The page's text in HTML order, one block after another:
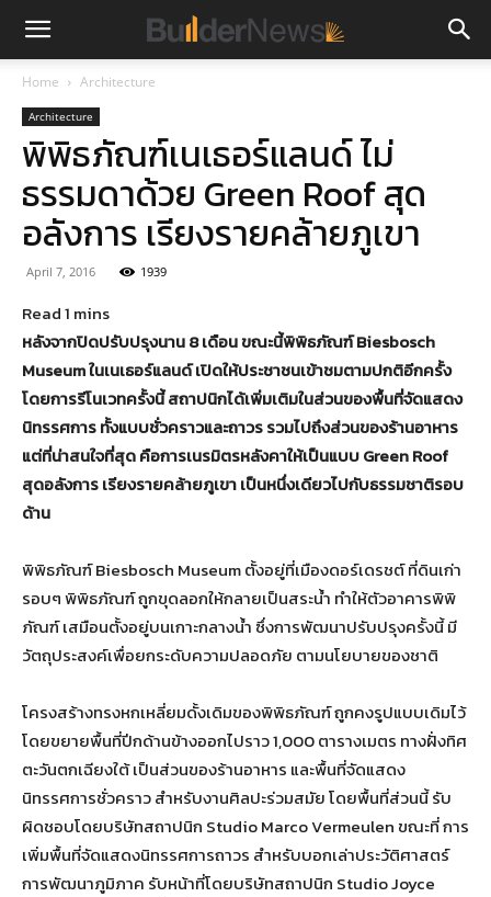
Home Architecture
Architecture
พิพิธภัณฑ์เนเธอร์แลนด์ ไม่
ธรรมดาด้วย Green Roof สุด
อลังการ เรียงรายคล้ายภูเขา
April 7, 2016 1939
หลังจากปิดปรับปรุงนาน 8 เดือน ขณะนี้พิพิธภัณฑ์ Biesbosch
Museum ในเนเธอร์แลนด์ เปิดให้ประชาชนเข้าชมตามปกติอีกครั้ง
โดยการรีโนเวทครั้งนี้ สถาปนิกได้เพิ่มเติมในส่วนของพื้นที่จัดแสดง
นิทรรศการ ทั้งแบบชั่วคราวและถาวร รวมไปถึงส่วนของร้านอาหาร
แต่ที่น่าสนใจที่สุด คือการเนรมิตรหลังคาให้เป็นแบบ Green Roof
สุดอลังการ เรียงรายคล้ายภูเขา เป็นหนึ่งเดียวไปกับธรรมชาติรอบ
ด้าน
พิพิธภัณฑ์ Biesbosch Museum ตั้งอยู่ที่เมืองดอร์เดรชต์ ที่ดินเก่า
รอบๆ พิพิธภัณฑ์ ถูกขุดลอกให้กลายเป็นสระน้ำ ทำให้ตัวอาคารพิพิ
ภัณฑ์ เสมือนตั้งอยู่บนเกาะกลางน้ำ ซึ่งการพัฒนาปรับปรุงครั้งนี้ มี
วัตถุประสงค์เพื่อยกระดับความปลอดภัย ตามนโยบายของชาติ
โครงสร้างทรงหกเหลี่ยมดั้งเดิมของพิพิธภัณฑ์ ถูกคงรูปแบบเดิมไว้
โดยขยายพื้นที่ปีกด้านข้างออกไปราว 1,000 ตารางเมตร ทางฝั่งทิศ
ตะวันตกเฉียงใต้ เป็นส่วนของร้านอาหาร และพื้นที่จัดแสดง
นิทรรศการชั่วคราว สำหรับงานศิลปะร่วมสมัย โดยพื้นที่ส่วนนี้ รับ
ผิดชอบโดยบริษัทสถาปนิก Studio Marco Vermeulen ขณะที่ การ
เพิ่มพื้นที่จัดแสดงนิทรรศการถาวร สำหรับบอกเล่าประวัติศาสตร์
การพัฒนาภูมิภาค รับหน้าที่โดยบริษัทสถาปนิก Studio Joyce